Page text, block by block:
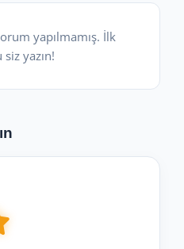
yapılmamış. İlk
yazın!